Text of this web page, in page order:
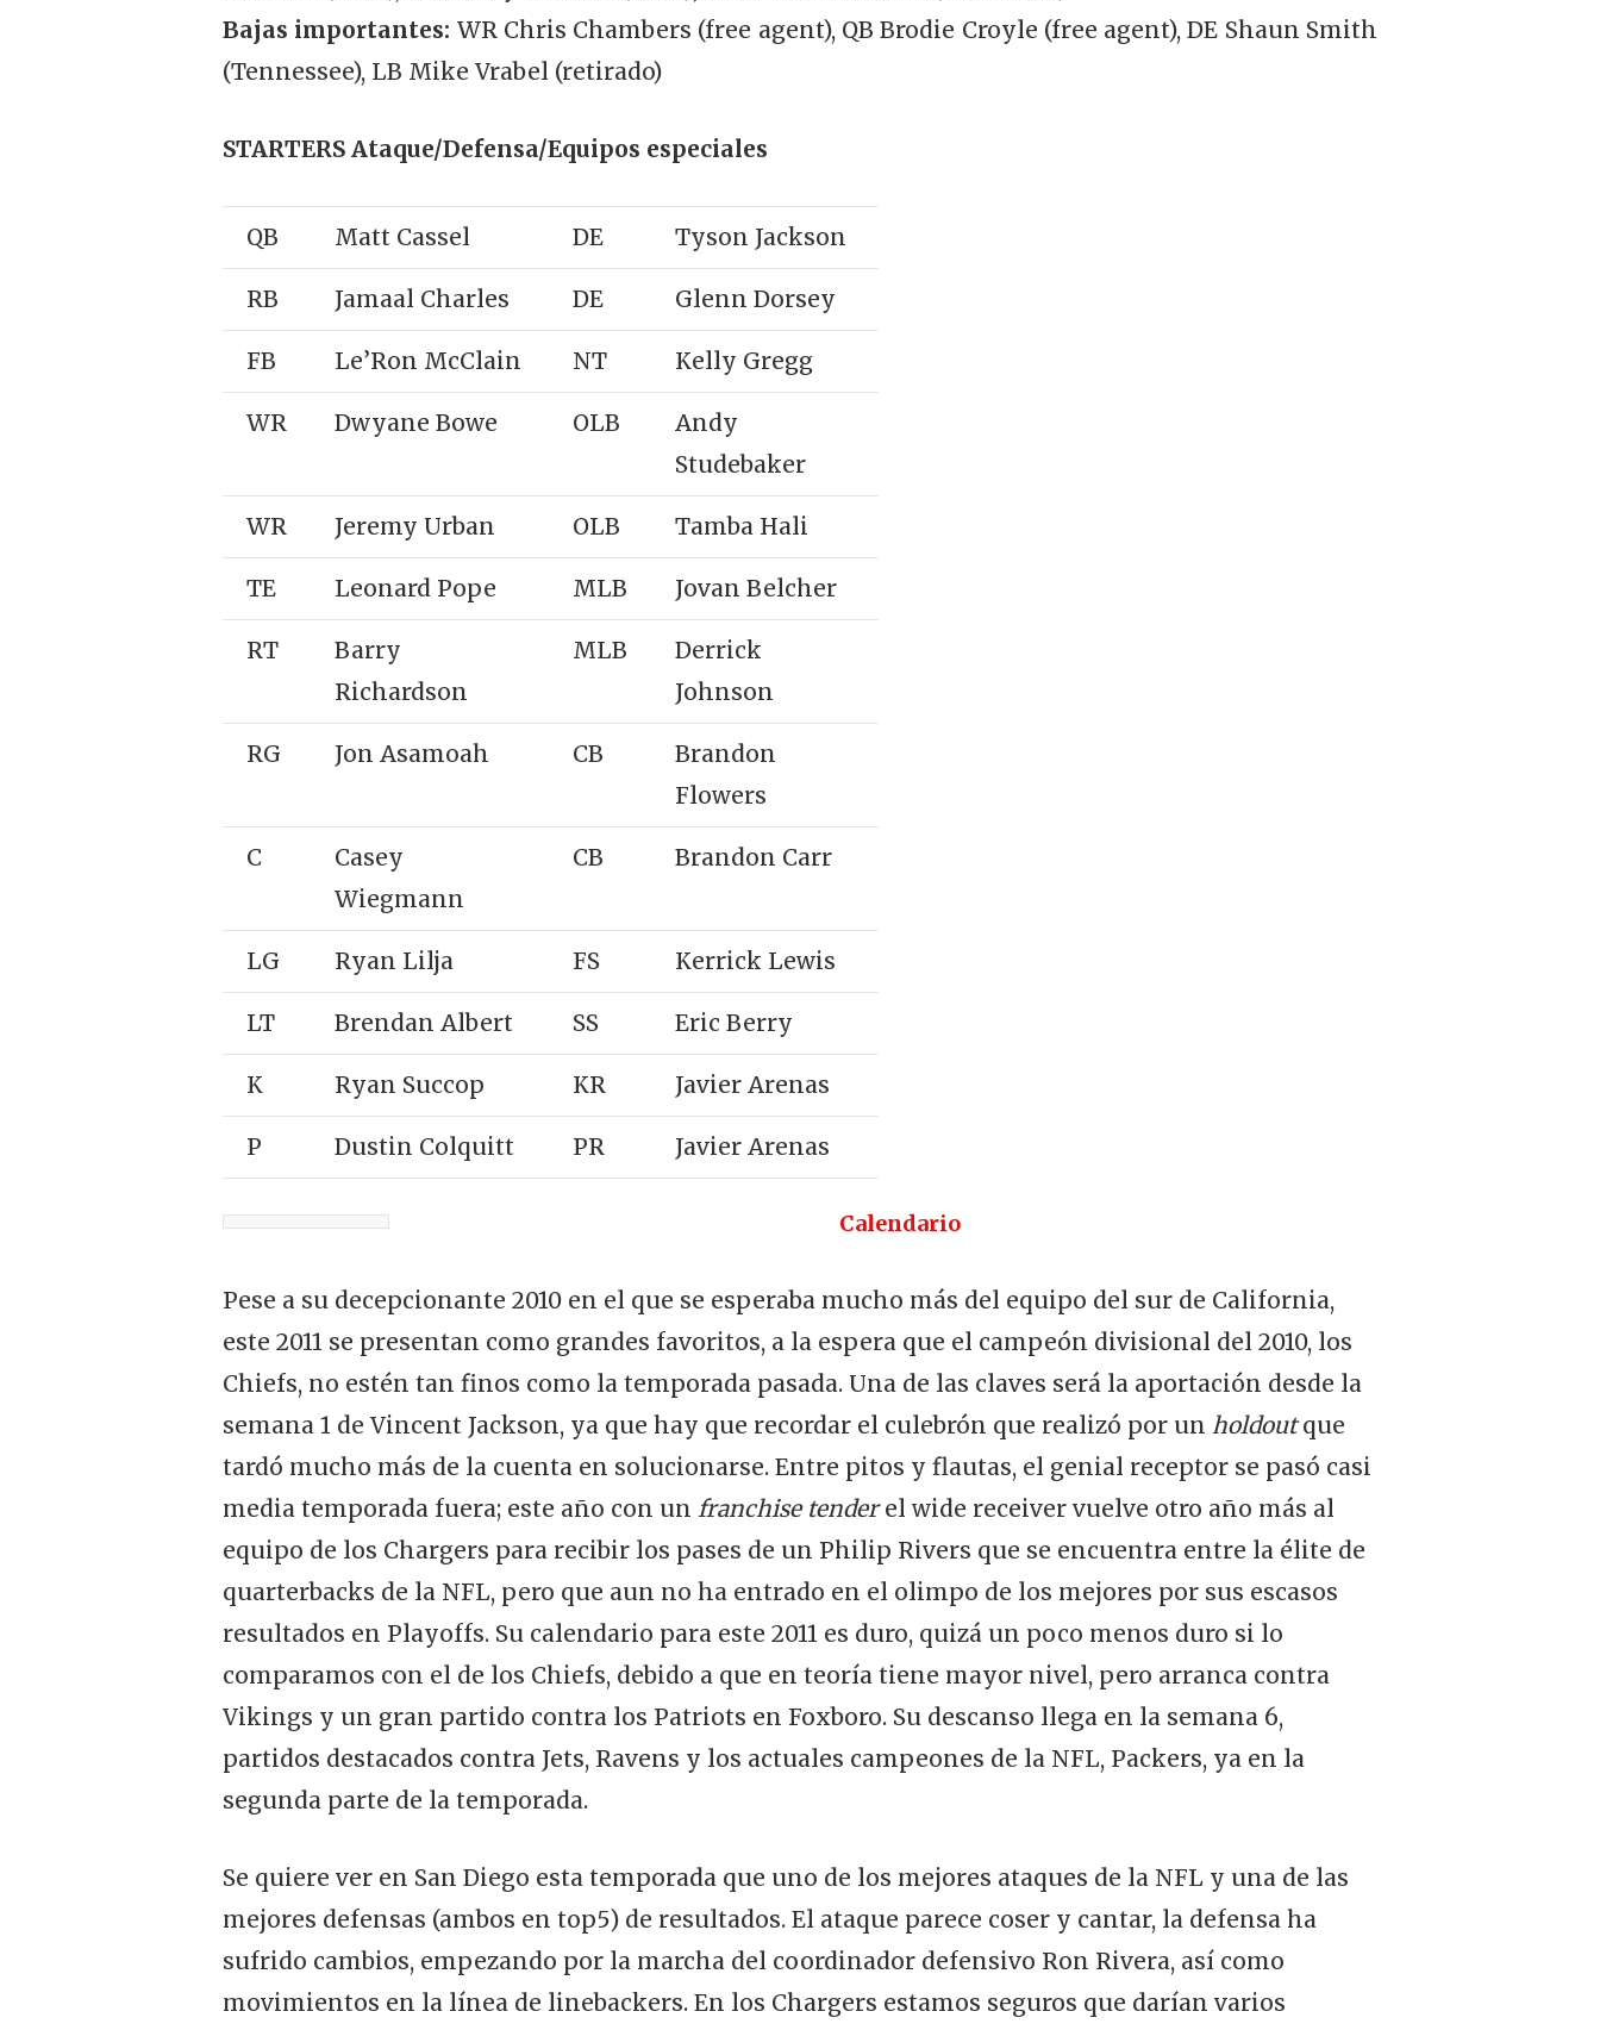
Bajas importantes: WR Chris Chambers (free agent), QB Brodie Croyle (free agent), DE Shaun Smith
(Tennessee), LB Mike Vrabel (retirado)
STARTERS Ataque/Defensa/Equipos especiales
QB Matt Cassel DE Tyson Jackson
RB Jamaal Charles DE Glenn Dorsey
FB Le’Ron McClain NT Kelly Gregg
WR Dwyane Bowe OLB
Andy
Studebaker
WR Jeremy Urban OLB Tamba Hali
TE Leonard Pope MLB Jovan Belcher
RT
Barry
Richardson
MLB
Derrick
Johnson
RG Jon Asamoah CB
Brandon
Flowers
C
Casey
Wiegmann
CB Brandon Carr
LG Ryan Lilja FS Kerrick Lewis
LT Brendan Albert SS Eric Berry
K Ryan Succop KR Javier Arenas
P Dustin Colquitt PR Javier Arenas
Calendario
Pese a su decepcionante 2010 en el que se esperaba mucho más del equipo del sur de California,
este 2011 se presentan como grandes favoritos, a la espera que el campeón divisional del 2010, los
Chiefs, no estén tan finos como la temporada pasada. Una de las claves será la aportación desde la
semana 1 de Vincent Jackson, ya que hay que recordar el culebrón que realizó por un holdoutque
tardó mucho más de la cuenta en solucionarse. Entre pitos y flautas, el genial receptor se pasó casi
media temporada fuera; este año con un franchise tenderel wide receiver vuelve otro año más al
equipo de los Chargers para recibir los pases de un Philip Rivers que se encuentra entre la élite de
quarterbacks de la NFL, pero que aun no ha entrado en el olimpo de los mejores por sus escasos
resultados en Playoffs. Su calendario para este 2011 es duro, quizá un poco menos duro si lo
comparamos con el de los Chiefs, debido a que en teoría tiene mayor nivel, pero arranca contra
Vikings y un gran partido contra los Patriots en Foxboro. Su descanso llega en la semana 6,
partidos destacados contra Jets, Ravens y los actuales campeones de la NFL, Packers, ya en la
segunda parte de la temporada.
Se quiere ver en San Diego esta temporada que uno de los mejores ataques de la NFL y una de las
mejores defensas (ambos en top5) de resultados. El ataque parece coser y cantar, la defensa ha
sufrido cambios, empezando por la marcha del coordinador defensivo Ron Rivera, así como
movimientos en la línea de linebackers. En los Chargers estamos seguros que darían varios